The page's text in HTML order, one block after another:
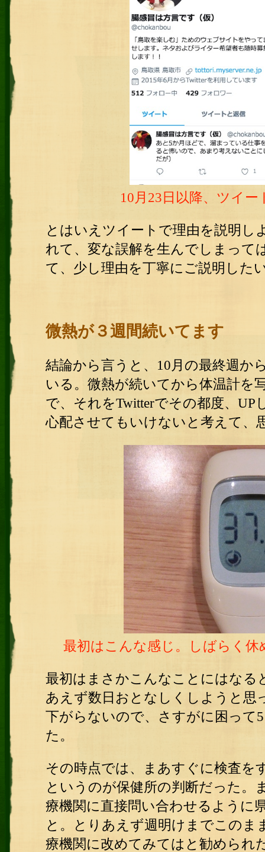
10月23日以降、ツイ
とはいえツイートで理由を説明し
れて、変な誤解を生んでしまって
て、少し理由を丁寧にご説明した
微熱が３週間続いてます
結論から言うと、10月の最終週か
いる。微熱が続いてから体温計を
で、それをTwitterでその都度、
心配させてもいけないと考えて、
最初はこんな感じ。しばらく
最初はまさかこんなことにはなる
あえず数日おとなしくしようと思
下がらないので、さすがに困って
た。
その時点では、まあすぐに検査を
というのが保健所の判断だった。
療機関に直接問い合わせるように
と。とりあえず週明けまでこのま
療機関に改めてみてはと勧められ